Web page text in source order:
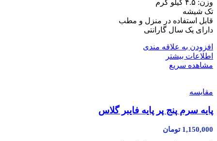
وزن: ۴.۵ کیلو گرم
تک شیشه
قابل استفاده در منزل و مطب
دارای یک سال گارانتی
افزودن به علاقه مندی
اطلاعات بیشتر
مشاهده سریع
مقایسه
پایه سرم پنج پر پایه فایبر گلاس
1,150,000 تومان